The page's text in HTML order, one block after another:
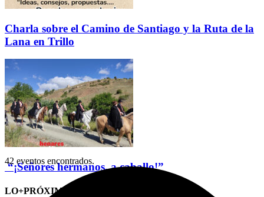
Charla sobre el Camino de Santiago y la Ruta de la
Lana en Trillo
“¡Señores hermanos, a caballo!”
LO+PRÓXIMO (CITAS)
42 eventos encontrados.